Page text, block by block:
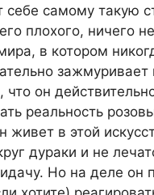
себе самому такую
плохого, ничего
в котором
зажмуривает
что он
реальность
в этой
дураки и не
Но на деле он